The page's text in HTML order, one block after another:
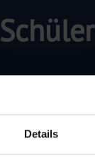
Details
Schüler